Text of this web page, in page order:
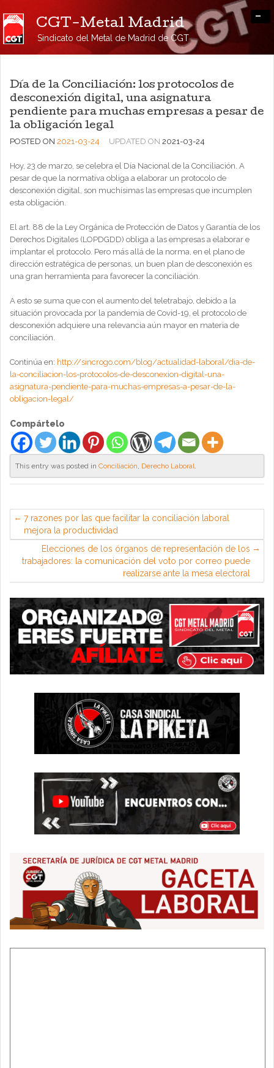
CGT-Metal Madrid
Sindicato del Metal de Madrid de CGT
-
Día de la Conciliación: los protocolos de
desconexión digital, una asignatura
pendiente para muchas empresas a pesar de
la obligación legal
POSTED ON 2021-03-24 UPDATED ON 2021-03-24
Hoy, 23 de marzo, se celebra el Día Nacional de la Conciliación. A
pesar de que la normativa obliga a elaborar un protocolo de
desconexión digital, son muchísimas las empresas que incumplen
esta obligación.
El art. 88 de la Ley Orgánica de Protección de Datos y Garantía de los
Derechos Digitales (LOPDGDD) obliga a las empresas a elaborar e
implantar el protocolo. Pero más allá de la norma, en el plano de
dirección estratégica de personas, un buen plan de desconexión es
una gran herramienta para favorecer la conciliación.
A esto se suma que con el aumento del teletrabajo, debido a la
situación provocada por la pandemia de Covid-19, el protocolo de
desconexión adquiere una relevancia aún mayor en materia de
conciliación.
Continúa en: http://sincrogo.com/blog/actualidad-laboral/dia-de-
la-conciliacion-los-protocolos-de-desconexion-digital-una-
asignatura-pendiente-para-muchas-empresas-a-pesar-de-la-
obligacion-legal/
Compártelo
This entry was posted in Conciliación, Derecho Laboral.
7 razones por las que facilitar la conciliación laboral
mejora la productividad
Elecciones de los órganos de representación de los
trabajadores: la comunicación del voto por correo puede
realizarse ante la mesa electoral